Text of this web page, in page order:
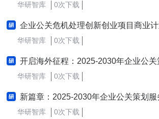
华研智库 0次下载
企业公关危机处理创新创业项目商业
华研智库 0次下载
开启海外征程：2025-2030年企业公关策划服务行业跨境出
华研智库 0次下载
新篇章：2025-2030年企业公关策划服务企业制定与实施新质
华研智库 0次下载